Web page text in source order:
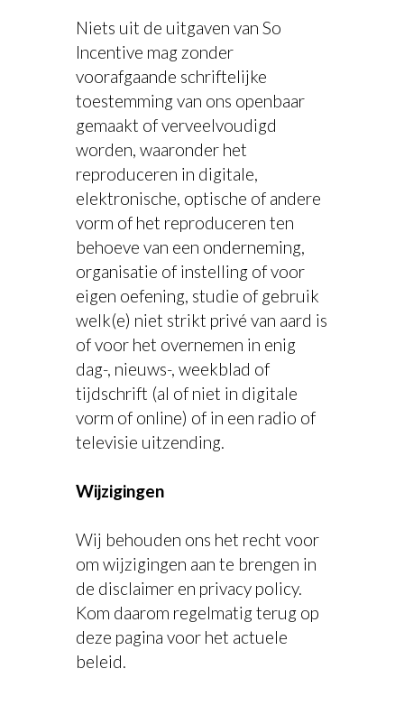
Niets uit de uitgaven van So
Incentive mag zonder
voorafgaande schriftelijke
toestemming van ons openbaar
gemaakt of verveelvoudigd
worden, waaronder het
reproduceren in digitale,
elektronische, optische of andere
vorm of het reproduceren ten
behoeve van een onderneming,
organisatie of instelling of voor
eigen oefening, studie of gebruik
welk(e) niet strikt privé van aard is
of voor het overnemen in enig
dag-, nieuws-, weekblad of
tijdschrift (al of niet in digitale
vorm of online) of in een radio of
televisie uitzending.
Wijzigingen
Wij behouden ons het recht voor
om wijzigingen aan te brengen in
de disclaimer en privacy policy.
Kom daarom regelmatig terug op
deze pagina voor het actuele
beleid.